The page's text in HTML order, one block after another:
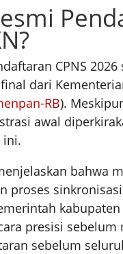
CPNS
dari
RB).
awal
ini.
bahwa
proses
presisi sebelum
sebelum